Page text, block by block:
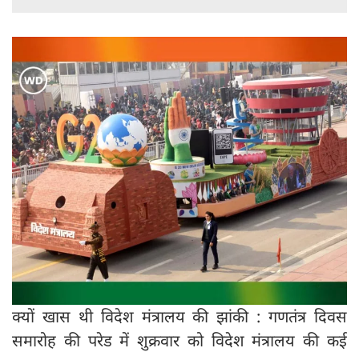
क्यों खास थी विदेश मंत्रालय की झांकी : गणतंत्र दिवस
समारोह की परेड में शुक्रवार को विदेश मंत्रालय की कई